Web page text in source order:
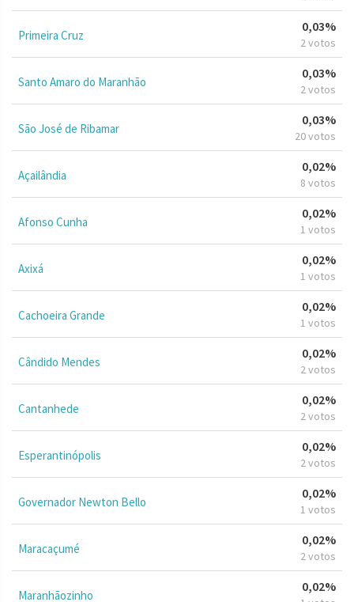
Primeira Cruz
0,03%
2 votos
Santo Amaro do Maranhão
0,03%
2 votos
São José de Ribamar
0,03%
20 votos
Açailândia
0,02%
8 votos
Afonso Cunha
0,02%
1 votos
Axixá
0,02%
1 votos
Cachoeira Grande
0,02%
1 votos
Cândido Mendes
0,02%
2 votos
Cantanhede
0,02%
2 votos
Esperantinópolis
0,02%
2 votos
Governador Newton Bello
0,02%
1 votos
Maracaçumé
0,02%
2 votos
Maranhãozinho
0,02%